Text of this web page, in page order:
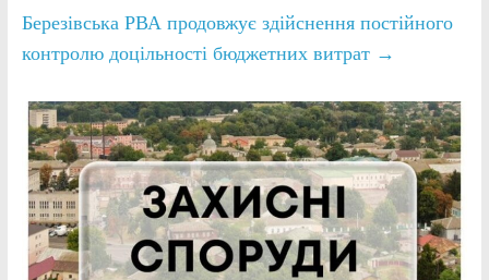
Березівська РВА продовжує здійснення постійного
контролю доцільності бюджетних витрат →